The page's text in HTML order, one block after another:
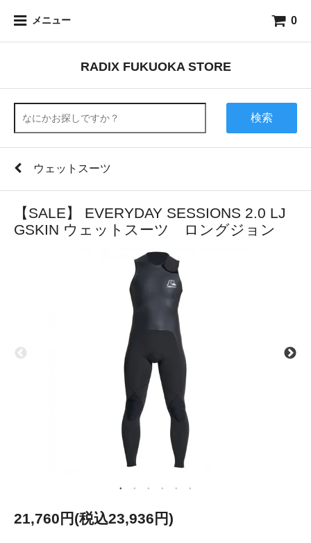
メニュー 0
RADIX FUKUOKA STORE
検索
ウェットスーツ
【SALE】 EVERYDAY SESSIONS 2.0 LJ
GSKIN ウェットスーツ ロングジョン
21,760円(税込23,936円)